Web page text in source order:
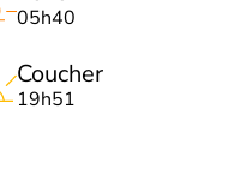
05h40
Coucher
19h51